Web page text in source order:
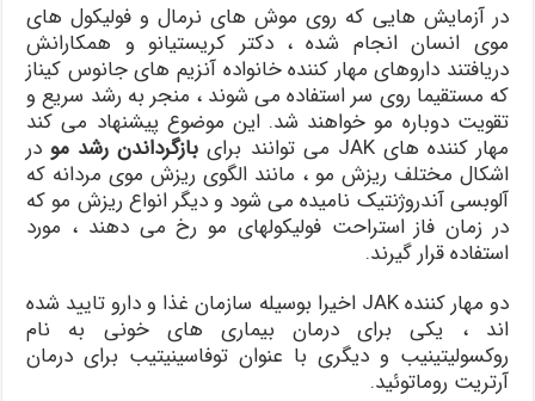
در آزمایش هایی که روی موش های نرمال و فولیکول های
موی انسان انجام شده ، دکتر کریستیانو و همکارانش
دریافتند داروهای مهار کننده خانواده آنزیم های جانوس کیناز
که مستقیما روی سر استفاده می شوند ، منجر به رشد سریع و
تقویت دوباره مو خواهند شد. این موضوع پیشنهاد می کند
مهار کننده های JAK می توانند برای
بازگرداندن رشد مو در
اشکال مختلف ریزش مو ، مانند الگوی ریزش موی مردانه که
آلوبسی آندروژنتیک نامیده می شود و دیگر انواع ریزش مو که
در زمان فاز استراحت فولیکولهای مو رخ می دهند ، مورد
استفاده قرار گیرند.
دو مهار کننده JAK اخیرا بوسیله سازمان غذا و دارو تایید شده
اند ، یکی برای درمان بیماری های خونی به نام
روکسولیتینیب و دیگری با عنوان توفاسینیتیب برای درمان
آرتریت روماتوئید.